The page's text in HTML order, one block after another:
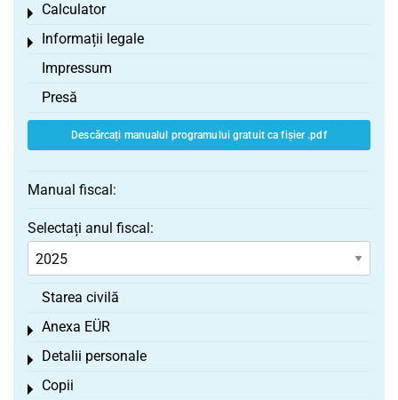
Calculator
Toggle menu
Informații legale
Toggle menu
Impressum
Presă
Descărcați manualul programului gratuit ca fișier .pdf
Manual fiscal:
Selectați anul fiscal:
Starea civilă
Anexa EÜR
Toggle menu
Detalii personale
Toggle menu
Copii
Toggle menu